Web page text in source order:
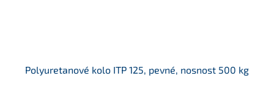
Polyuretanové kolo ITP 125, pevné, nosnost 500 kg